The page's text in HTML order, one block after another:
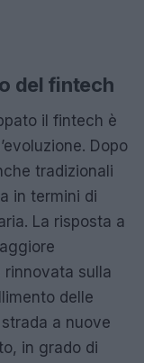
del fintech
il fintech è
Dopo
tradizionali
in termini di
La risposta a
rinnovata sulla
delle
a nuove
in grado di